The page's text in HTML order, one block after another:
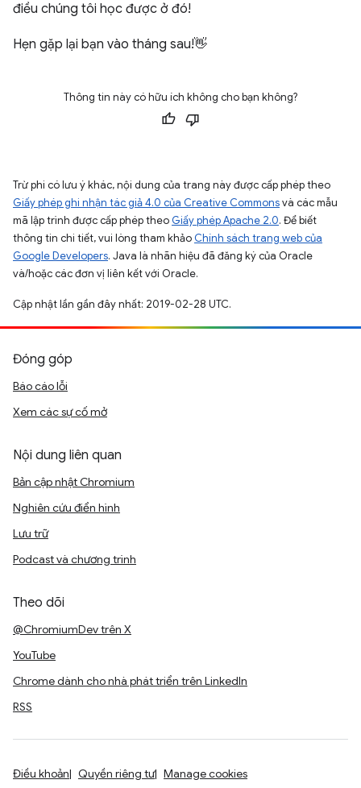
điều chúng tôi học được ở đó!
Hẹn gặp lại bạn vào tháng sau!👋
Thông tin này có hữu ích không cho bạn không?
Trừ phi có lưu ý khác, nội dung của trang này được cấp phép theo
Giấy phép ghi nhận tác giả 4.0 của Creative Commonsvà các mẫu
mã lập trình được cấp phép theo Giấy phép Apache 2.0. Để biết
thông tin chi tiết, vui lòng tham khảo Chính sách trang web của
Google Developers. Java là nhãn hiệu đã đăng ký của Oracle
và/hoặc các đơn vị liên kết với Oracle.
Cập nhật lần gần đây nhất: 2019-02-28 UTC.
Đóng góp
Báo cáo lỗi
Xem các sự cố mở
Nội dung liên quan
Bản cập nhật Chromium
Nghiên cứu điển hình
Lưu trữ
Podcast và chương trình
Theo dõi
@ChromiumDev trên X
YouTube
Chrome dành cho nhà phát triển trên LinkedIn
RSS
Điều khoản Quyền riêng tư Manage cookies